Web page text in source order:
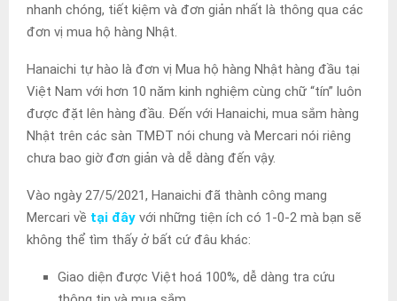
nhanh chóng, tiết kiệm và đơn giản nhất là thông qua các
đơn vị mua hộ hàng Nhật.
Hanaichi tự hào là đơn vị Mua hộ hàng Nhật hàng đầu tại
Việt Nam với hơn 10 năm kinh nghiệm cùng chữ “tín” luôn
được đặt lên hàng đầu. Đến với Hanaichi, mua sắm hàng
Nhật trên các sàn TMĐT nói chung và Mercari nói riêng
chưa bao giờ đơn giản và dễ dàng đến vậy.
Vào ngày 27/5/2021, Hanaichi đã thành công mang
Mercari về tại đây với những tiện ích có 1-0-2 mà bạn sẽ
không thể tìm thấy ở bất cứ đâu khác:
Giao diện được Việt hoá 100%, dễ dàng tra cứu